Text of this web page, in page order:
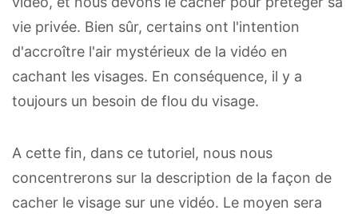
vie privée. Bien sûr, certains ont l'intention
d'accroître l'air mystérieux de la vidéo en
cachant les visages. En conséquence, il y a
toujours un besoin de flou du visage.
A cette fin, dans ce tutoriel, nous nous
concentrerons sur la description de la façon de
cacher le visage sur une vidéo. Le moyen sera